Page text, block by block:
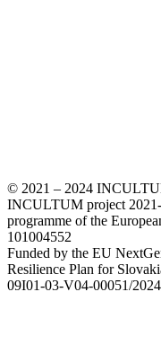
© 2021 – 2024
INCULTUM project
programme of the
101004552
Funded by the EU
Resilience Plan for
09I01-03-V04-00051/